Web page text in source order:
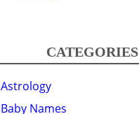
CATEGORIES
Astrology
Baby Names